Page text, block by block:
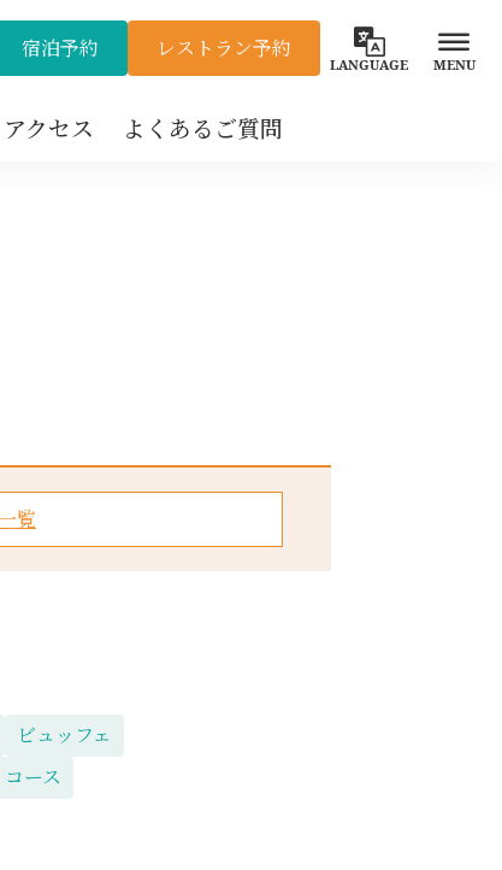
宿泊予約 レストラン予約
LANGUAGE MENU
アクセス よくあるご質問
覧
ビュッフェ
コース